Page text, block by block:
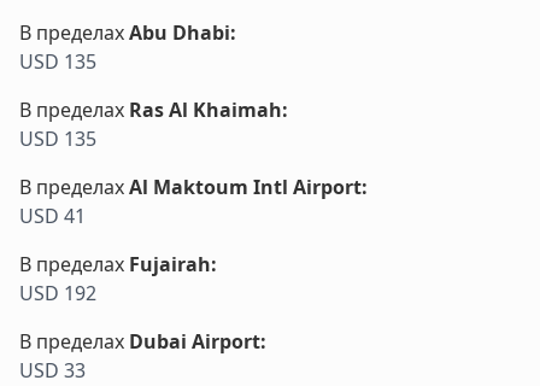
В пределахAbu Dhabi:
USD 135
В пределах Ras Al Khaimah:
USD 135
В пределахAl Maktoum Intl Airport:
USD 41
В пределах Fujairah:
USD 192
В пределах Dubai Airport:
USD 33